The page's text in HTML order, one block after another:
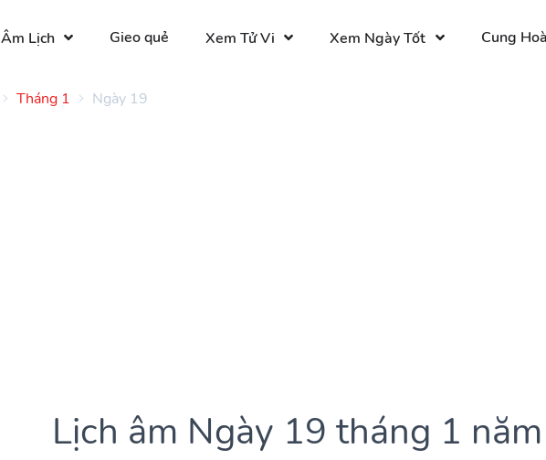
Âm Lịch Gieo quẻ Xem Tử Vi Xem Ngày Tốt Cung
Tháng 1 Ngày 19
Lịch âm Ngày 19 tháng 1